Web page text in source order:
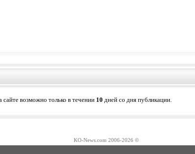
возможно только в течении 10 дней со дня публикации.
KO-News.com 2006-2026 ©